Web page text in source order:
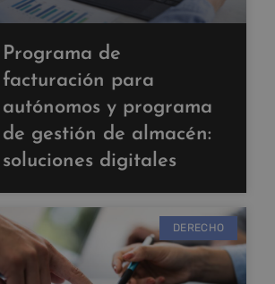
Programa de
facturación para
autónomos y programa
de gestión de almacén:
soluciones digitales
DERECHO